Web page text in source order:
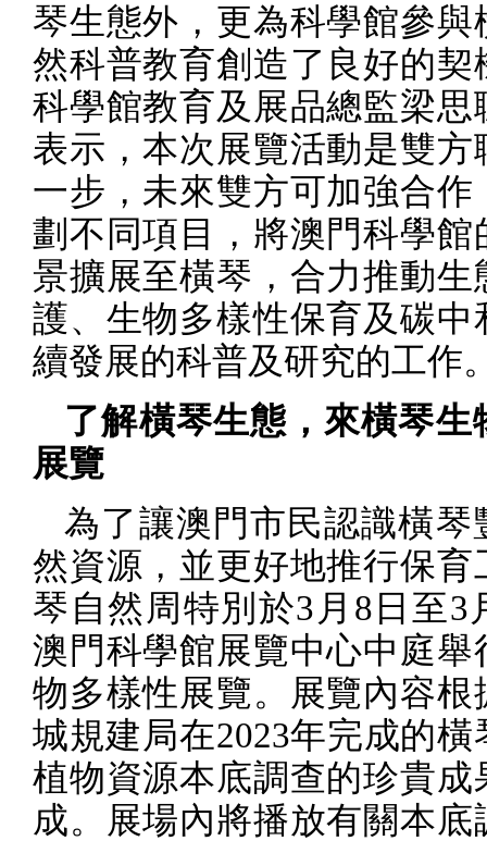
琴生態外，更為科學館參與
然科普教育創造了良好的契
科學館教育及展品總監梁思
表示，本次展覽活動是雙方
一步，未來雙方可加強合作
劃不同項目，將澳門科學館
景擴展至橫琴，合力推動生
護、生物多樣性保育及碳中
續發展的科普及研究的工作
了解橫琴生態，來橫琴生
展覽
為了讓澳門市民認識橫琴
然資源，並更好地推行保育
琴自然周特別於3 月 8 日至3
澳門科學館展覽中心中庭舉
物多樣性展覽。展覽內容根
城規建局在2023年完成的橫
植物資源本底調查的珍貴成
成。展場內將播放有關本底